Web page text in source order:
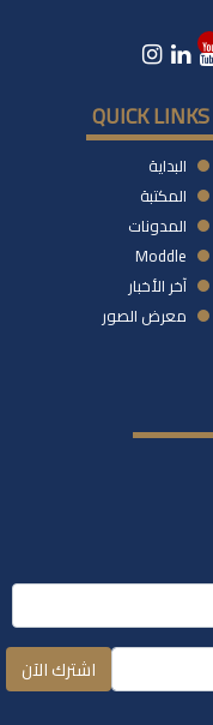
QUICK LINKS
البداية
المكتبة
المدونات
Moddle
آخر الأخبار
معرض الصور
اشترك الآن